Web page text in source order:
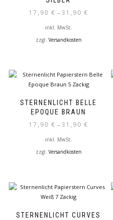
können
auf
der
17,90 € – 31,90 €
inkl. MwSt.
zzgl. Versandkosten
mehrere
auf.
Die
können
auf
der
STERNENLICHT BELLE
EPOQUE BRAUN
17,90 € – 31,90 €
inkl. MwSt.
zzgl. Versandkosten
mehrere
Varianten
auf.
STERNENLICHT CURVES